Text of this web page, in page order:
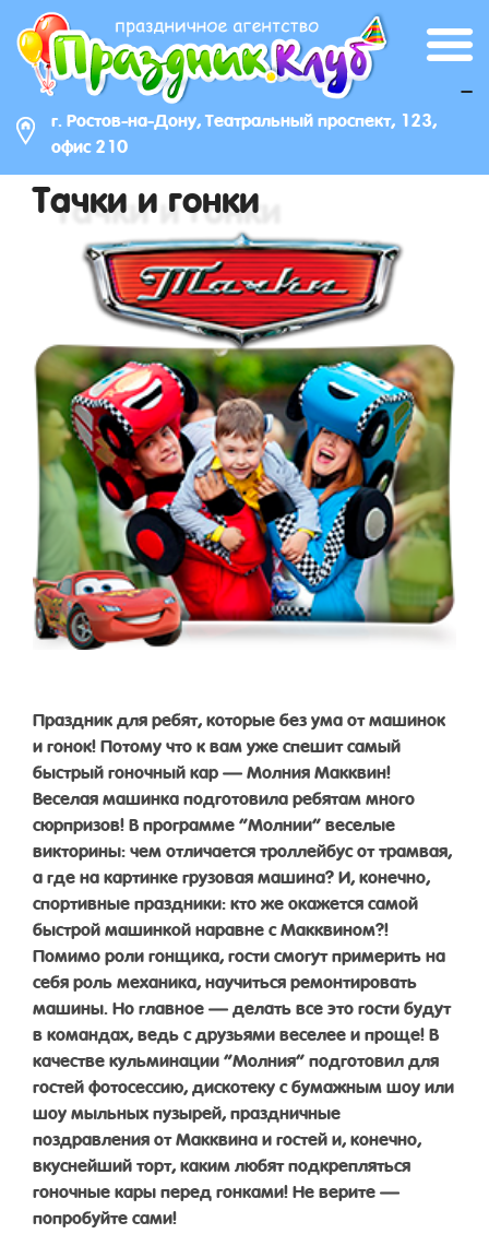
г. Ростов-на-Дону, Театральный проспект, 123,
офис 210
_
Тачки и гонки
Праздник для ребят, которые без ума от машинок
и гонок! Потому что к вам уже спешит самый
быстрый гоночный кар — Молния Макквин!
Веселая машинка подготовила ребятам много
сюрпризов! В программе “Молнии” веселые
викторины: чем отличается троллейбус от трамвая,
а где на картинке грузовая машина? И, конечно,
спортивные праздники: кто же окажется самой
быстрой машинкой наравне с Макквином?!
Помимо роли гонщика, гости смогут примерить на
себя роль механика, научиться ремонтировать
машины. Но главное — делать все это гости будут
в командах, ведь с друзьями веселее и проще! В
качестве кульминации “Молния” подготовил для
гостей фотосессию, дискотеку с бумажным шоу или
шоу мыльных пузырей, праздничные
поздравления от Макквина и гостей и, конечно,
вкуснейший торт, каким любят подкрепляться
гоночные кары перед гонками! Не верите —
попробуйте сами!